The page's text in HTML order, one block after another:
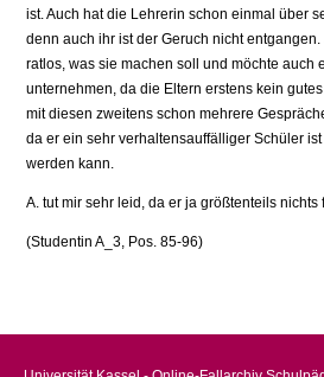
ist. Auch hat die Lehrerin schon einmal über
denn auch ihr ist der Geruch nicht
ratlos, was sie machen soll und möchte auch
unternehmen, da die Eltern erstens kein
mit diesen zweitens schon mehrere
da er ein sehr verhaltensauffälliger Schüler
werden kann.
A. tut mir sehr leid, da er ja größtenteils
(Studentin A_3, Pos. 85-96)